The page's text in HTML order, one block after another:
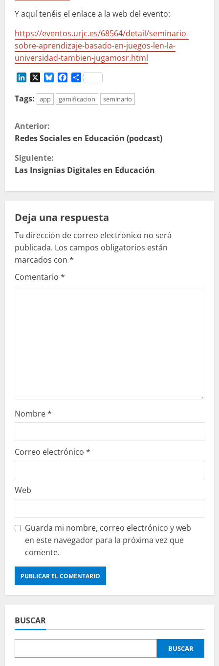
Y aquí tenéis el enlace a la web del evento:
https://eventos.urjc.es/68564/detail/seminario-
sobre-aprendizaje-basado-en-juegos-len-la-
universidad-tambien-jugamosr.html
LinkedIn BlueskyFacebook
Compartir
Tags:
app gamificacion seminario
S
i
g
l
e
y
e
Anterior:
Redes Sociales en Educación (podcast)
Siguiente:
Las Insignias Digitales en Educación
Deja una respuesta
Tu dirección de correo electrónico no será
publicada. Los campos obligatorios están
marcados con *
Comentario *
Nombre*
Correo electrónico *
Web
Guarda mi nombre, correo electrónico y web
en este navegador para la próxima vez que
comente.
BUSCAR
BUSCAR